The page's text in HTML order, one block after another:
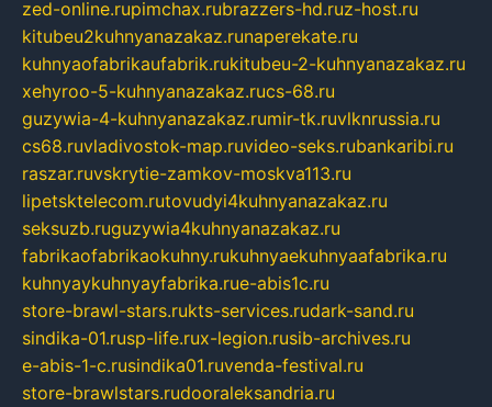
zed-online.rupimchax.rubrazzers-hd.ruz-host.ru
kitubeu2kuhnyanazakaz.runaperekate.ru
kuhnyaofabrikaufabrik.rukitubeu-2-kuhnyanazakaz.ru
xehyroo-5-kuhnyanazakaz.rucs-68.ru
guzywia-4-kuhnyanazakaz.rumir-tk.ruvlknrussia.ru
cs68.ruvladivostok-map.ruvideo-seks.rubankaribi.ru
raszar.ruvskrytie-zamkov-moskva113.ru
lipetsktelecom.rutovudyi4kuhnyanazakaz.ru
seksuzb.ruguzywia4kuhnyanazakaz.ru
fabrikaofabrikaokuhny.rukuhnyaekuhnyaafabrika.ru
kuhnyaykuhnyayfabrika.rue-abis1c.ru
store-brawl-stars.rukts-services.rudark-sand.ru
sindika-01.rusp-life.rux-legion.rusib-archives.ru
e-abis-1-c.rusindika01.ruvenda-festival.ru
store-brawlstars.rudooraleksandria.ru